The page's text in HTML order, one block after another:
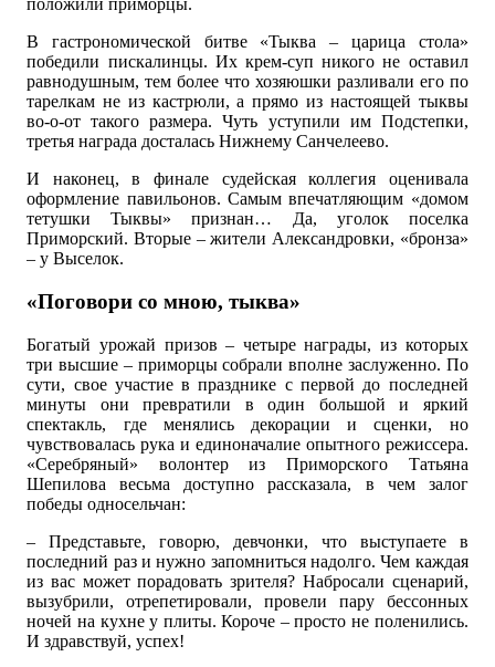
положили приморцы.
В гастрономической битве «Тыква – царица стола»
победили пискалинцы. Их крем-суп никого не оставил
равнодушным, тем более что хозяюшки разливали его по
тарелкам не из кастрюли, а прямо из настоящей тыквы
во-о-от такого размера. Чуть уступили им Подстепки,
третья награда досталась Нижнему Санчелеево.
И наконец, в финале судейская коллегия оценивала
оформление павильонов. Самым впечатляющим «домом
тетушки Тыквы» признан… Да, уголок поселка
Приморский. Вторые – жители Александровки, «бронза»
– у Выселок.
«Поговори со мною, тыква»
Богатый урожай призов – четыре награды, из которых
три высшие – приморцы собрали вполне заслуженно. По
сути, свое участие в празднике с первой до последней
минуты они превратили в один большой и яркий
спектакль, где менялись декорации и сценки, но
чувствовалась рука и единоначалие опытного режиссера.
«Серебряный» волонтер из Приморского Татьяна
Шепилова весьма доступно рассказала, в чем залог
победы односельчан:
– Представьте, говорю, девчонки, что выступаете в
последний раз и нужно запомниться надолго. Чем каждая
из вас может порадовать зрителя? Набросали сценарий,
вызубрили, отрепетировали, провели пару бессонных
ночей на кухне у плиты. Короче – просто не поленились.
И здравствуй, успех!